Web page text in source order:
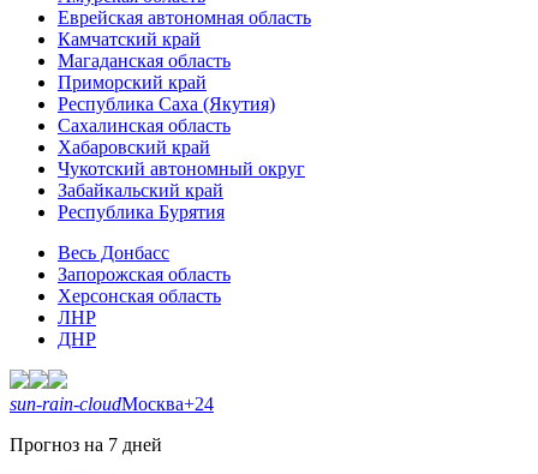
Еврейская автономная область
Камчатский край
Магаданская область
Приморский край
Республика Саха (Якутия)
Сахалинская область
Хабаровский край
Чукотский автономный округ
Забайкальский край
Республика Бурятия
Весь Донбасс
Запорожская область
Херсонская область
ЛНР
ДНР
sun-rain-cloudМосква+24
Прогноз на 7 дней